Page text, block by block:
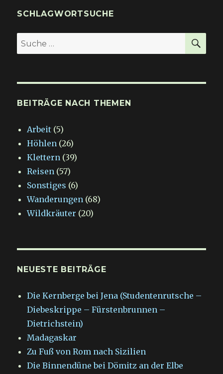
SCHLAGWORTSUCHE
Suche
nach:
BEITRÄGE NACH THEMEN
Arbeit (5)
Höhlen (26)
Klettern (39)
Reisen (57)
Sonstiges (6)
Wanderungen (68)
Wildkräuter (20)
NEUESTE BEITRÄGE
Die Kernberge bei Jena (Studentenrutsche –
Diebeskrippe – Fürstenbrunnen –
Dietrichstein)
Madagaskar
Zu Fuß von Rom nach Sizilien
Die Binnendüne bei Dömitz an der Elbe